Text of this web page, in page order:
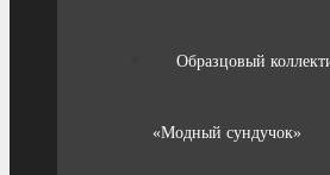
Образцовый
«Модный сундучок»